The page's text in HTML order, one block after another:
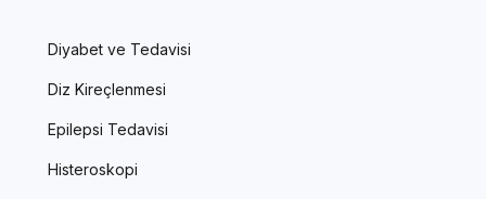
Diyabet ve Tedavisi
Diz Kireçlenmesi
Epilepsi Tedavisi
Histeroskopi